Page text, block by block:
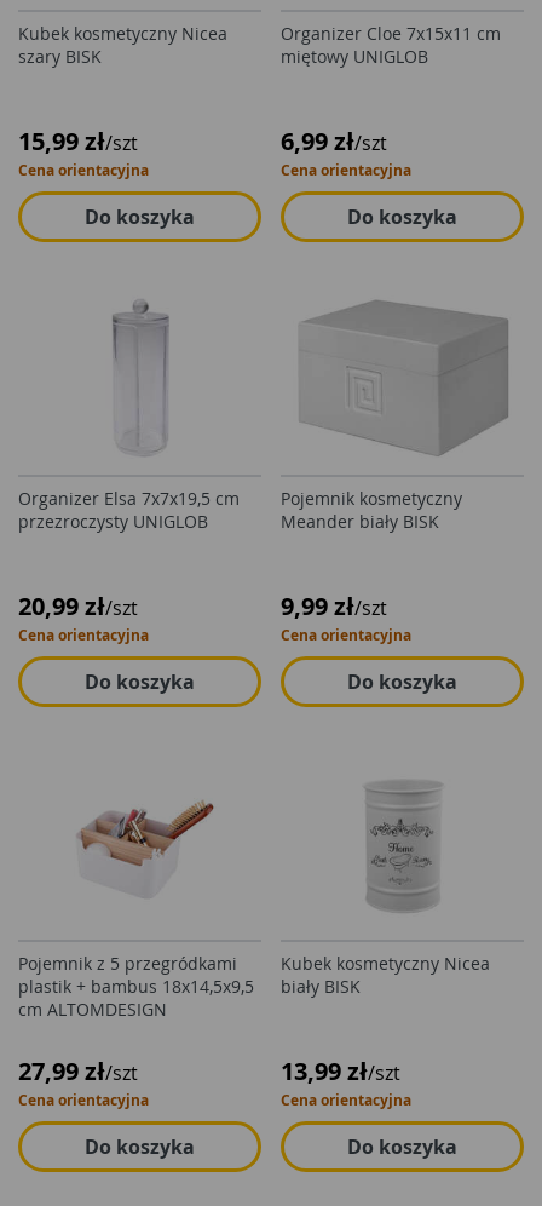
Kubek kosmetyczny Nicea
szary BISK
15,99 zł/szt
Cena orientacyjna
Do koszyka
Organizer Cloe 7x15x11 cm
miętowy UNIGLOB
6,99 zł/szt
Cena orientacyjna
Do koszyka
Organizer Elsa 7x7x19,5 cm
przezroczysty UNIGLOB
20,99 zł/szt
Cena orientacyjna
Do koszyka
Pojemnik kosmetyczny
Meander biały BISK
9,99 zł/szt
Cena orientacyjna
Do koszyka
Pojemnik z 5 przegródkami
plastik + bambus 18x14,5x9,5
cm ALTOMDESIGN
27,99 zł/szt
Cena orientacyjna
Do koszyka
Kubek kosmetyczny Nicea
biały BISK
13,99 zł/szt
Cena orientacyjna
Do koszyka